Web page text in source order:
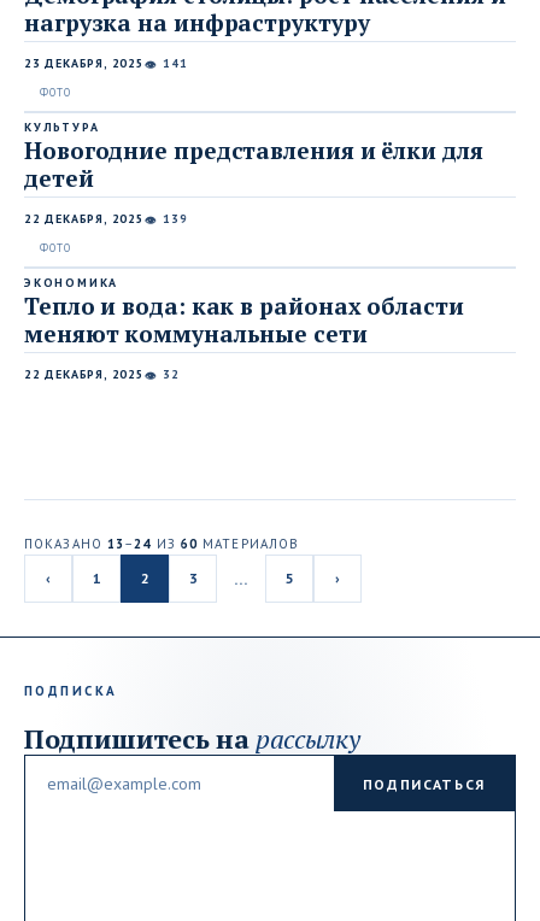
нагрузка на инфраструктуру
23 ДЕКАБРЯ, 2025 👁 141
КУЛЬТУРА
Новогодние представления и ёлки для
детей
22 ДЕКАБРЯ, 2025 👁 139
ЭКОНОМИКА
Тепло и вода: как в районах области
меняют коммунальные сети
22 ДЕКАБРЯ, 2025 👁 32
ПОКАЗАНО 13 –24 ИЗ 60 МАТЕРИАЛОВ
‹ 1 2 3 … 5 ›
ПОДПИСКА
Подпишитесь на рассылку
ПОДПИСАТЬСЯ